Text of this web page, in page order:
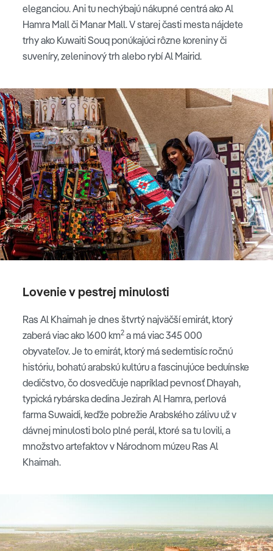
eleganciou. Ani tu nechýbajú nákupné centrá ako Al
Hamra Mall či Manar Mall. V starej časti mesta nájdete
trhy ako Kuwaiti Souq ponúkajúci rôzne koreniny či
suveníry, zeleninový trh alebo rybí Al Mairid.
Lovenie v pestrej minulosti
Ras Al Khaimah je dnes štvrtý najväčší emirát, ktorý
zaberá viac ako 1600 km2 a má viac 345 000
obyvateľov. Je to emirát, ktorý má sedemtisíc ročnú
históriu, bohatú arabskú kultúru a fascinujúce beduínske
dedičstvo, čo dosvedčuje napríklad pevnosť Dhayah,
typická rybárska dedina Jezirah Al Hamra, perlová
farma Suwaidi, keďže pobrežie Arabského zálivu už v
dávnej minulosti bolo plné perál, ktoré sa tu lovili, a
množstvo artefaktov v Národnom múzeu Ras Al
Khaimah.